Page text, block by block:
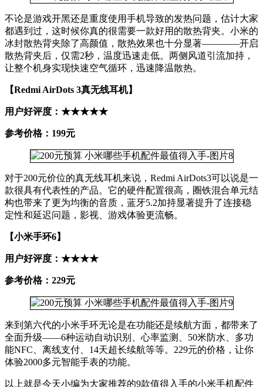
不论是游戏开黑还是重度使用手机导致的发热问题，估计大家
都遇到过，这时候你真的很需要一款好用的散热背夹。小米的
冰封散热背夹除了高颜值，散热效果也十分显著————开启
散热背夹后，仅需2秒，温度迅速走低。两侧风道引流加持，
让整个机身实现快速空气循环，迅速降温散热。
【Redmi AirDots 3真无线耳机】
用户好评度：★★★★★
参考价格：199元
对于200元价位的真无线耳机来说，Redmi AirDots3可以说是一
款很具有代表性的产品。它的硬件配置很高，圈铁混合单元结
构也带来了更为均衡的音质，蓝牙5.2加持显著提升了连接稳
定性和延迟问题，影视、游戏体验更流畅。
【小米手环6】
用户好评度：★★★★
参考价格：229元
来到第六代的小米手环无论是在功能还是续航方面，都带来了
全面升级——6种运动自动识别、心率监测、50米防水、多功
能NFC、离线支付、14天超长续航等等。229元的价格，让你
体验2000多元智能手表的功能。
以上就是今天小编为大家推荐的9款值得入手的小米手机配件